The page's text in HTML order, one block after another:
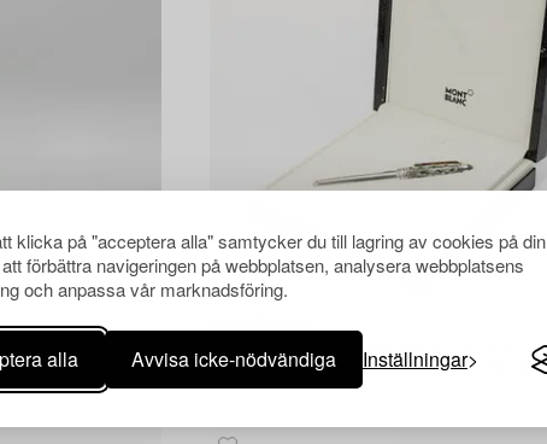
klicka på "acceptera alla" samtycker du till lagring av cookies på din
förbättra navigeringen på webbplatsen, analysera webbplatsens
och anpassa vår marknadsföring.
alla Avvisa icke-nödvändiga Inställningar
"Starwalker Rollerball Pen", limited edition.